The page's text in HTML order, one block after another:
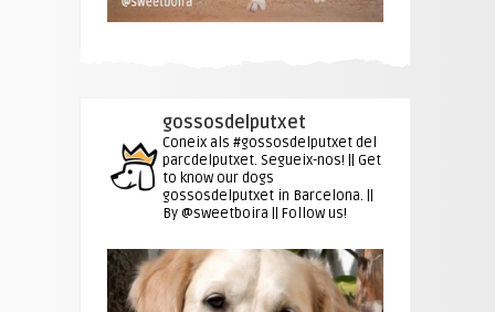
gossosdelputxet
Coneix als #gossosdelputxet del
parcdelputxet. Segueix-nos! || Get
to know our dogs
gossosdelputxet in Barcelona. ||
By @sweetboira || Follow us!